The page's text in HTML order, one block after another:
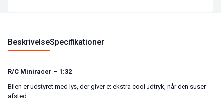
BeskrivelseSpecifikationer
R/C Miniracer – 1:32
Bilen er udstyret med lys, der giver et ekstra cool udtryk, når den suser
afsted.